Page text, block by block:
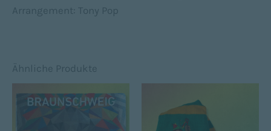
Arrangement: Tony Pop
Ähnliche Produkte